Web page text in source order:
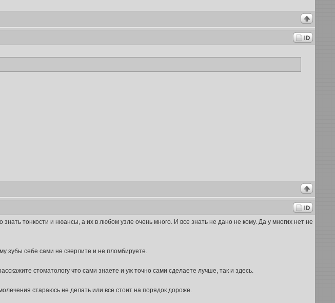
тонкости и нюансы, а их в любом узле очень много. И все знать не дано не кому. Да у многих нет не
зубы себе сами не сверлите и не пломбируете.
стоматологу что сами знаете и уж точно сами сделаете лучше, так и здесь.
стараюсь не делать или все стоит на порядок дороже.